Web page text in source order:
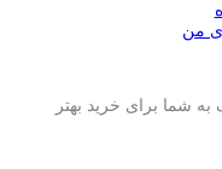
من
شما برای خرید بهتر